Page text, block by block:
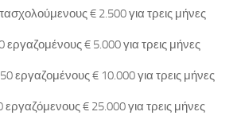
€ 2.500 για τρεις μήνες
εργαζομένους € 5.000 για τρεις μήνες
50 εργαζομένους € 10.000 για τρεις μήνες
εργαζόμενους € 25.000 για τρεις μήνες